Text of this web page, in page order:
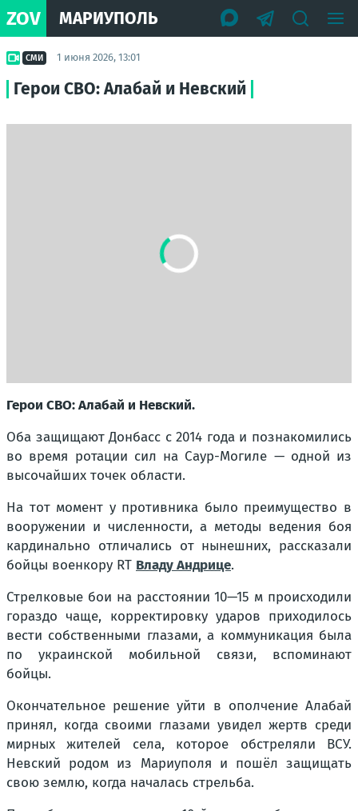
ZOV МАРИУПОЛЬ
СМИ 1 июня 2026, 13:01
Герои СВО: Алабай и Невский
Герои СВО: Алабай и Невский.
Оба защищают Донбасс с 2014 года и познакомились
во время ротации сил на Саур-Могиле — одной из
высочайших точек области.
На тот момент у противника было преимущество в
вооружении и численности, а методы ведения боя
кардинально отличались от нынешних, рассказали
бойцы военкору RT Владу Андрице.
Стрелковые бои на расстоянии 10—15 м происходили
гораздо чаще, корректировку ударов приходилось
вести собственными глазами, а коммуникация была
по украинской мобильной связи, вспоминают
бойцы.
Окончательное решение уйти в ополчение Алабай
принял, когда своими глазами увидел жертв среди
мирных жителей села, которое обстреляли ВСУ.
Невский родом из Мариуполя и пошёл защищать
свою землю, когда началась стрельба.